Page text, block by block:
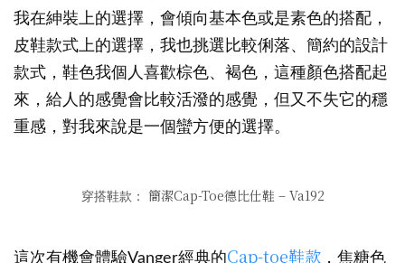
我在紳裝上的選擇，會傾向基本色或是素色的搭配，
皮鞋款式上的選擇，我也挑選比較俐落、簡約的設計
款式，鞋色我個人喜歡棕色、褐色，這種顏色搭配起
來，給人的感覺會比較活潑的感覺，但又不失它的穩
重感，對我來說是一個蠻方便的選擇。
穿搭鞋款： 簡潔Cap-Toe德比仕鞋 – Va192
這次有機會體驗Vanger經典的Cap-toe鞋款 ，焦糖色